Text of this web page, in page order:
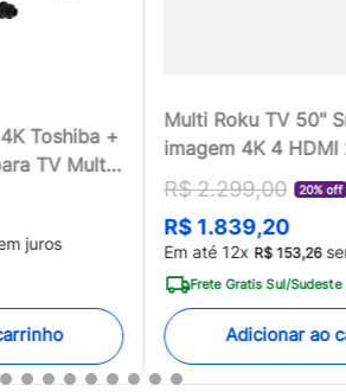
Toshiba +
TV Multi
juros
Multi Roku TV 50"
imagem 4K 4 HDMI
compatível com
Home -
[Reembalado]
R$ 2.299,00 20% off
R$ 1.839,20
Em até 12x R$ 153,26
Frete Gratis Sul/Sudeste
Adicionar ao